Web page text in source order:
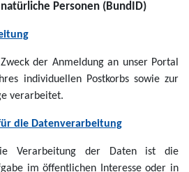
Personen (BundID)
der Anmeldung an unser Portal
individuellen Postkorbs sowie zur
verarbeitet.
die Datenverarbeitung
Verarbeitung der Daten ist die
im öffentlichen Interesse oder in